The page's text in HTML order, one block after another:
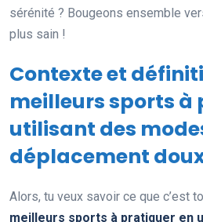
sérénité ? Bougeons ensemble
plus sain !
Contexte et
meilleurs sports à
utilisant des
déplacement
Alors, tu veux savoir ce que c’est
meilleurs sports à pratiquer en